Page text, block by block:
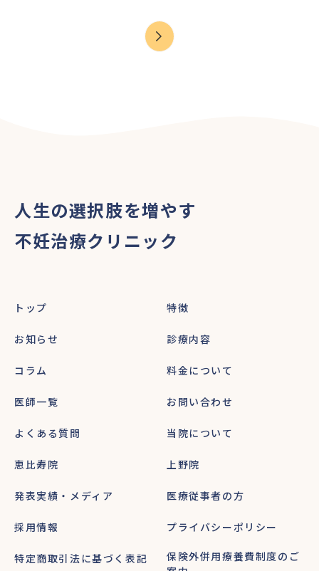
人生の選択肢を増やす
不妊治療クリニック
トップ 特徴
お知らせ 診療内容
コラム 料金について
医師一覧 お問い合わせ
よくある質問 当院について
恵比寿院 上野院
発表実績・メディア 医療従事者の方
採用情報 プライバシーポリシー
特定商取引法に基づく表記
保険外併用療養費制度のご